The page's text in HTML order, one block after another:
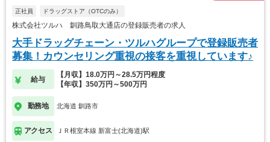
正社員 ドラッグストア（OTCのみ）
株式会社ツルハ 釧路鳥取大通店の登録販売者の求人
大手ドラッグチェーン・ツルハグループで登録販売者
募集！カウンセリング重視の接客を重視しています♪
給与
【月収】18.0万円～28.5万円程度
【年収】350万円～500万円
勤務地 北海道 釧路市
アクセス ＪＲ根室本線 新富士(北海道)駅